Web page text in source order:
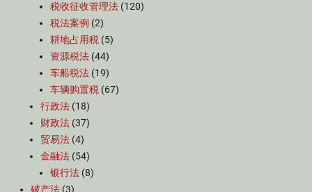
税收征收管理法 (120)
税法案例 (2)
耕地占用税 (5)
资源税法 (44)
车船税法 (19)
车辆购置税 (67)
行政法 (18)
财政法 (37)
贸易法 (4)
金融法 (54)
银行法 (8)
破产法 (3)